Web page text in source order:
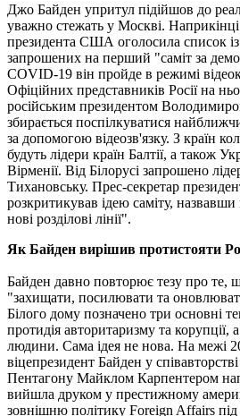
Джо Байден упритул підійшов до
уважно стежать у Москві. Наприкінці
президента США оголосила список
запрошених на перший "саміт за
COVID-19 він пройде в режимі
Офіційних представників Росії на
російським президентом
збирається поспілкуватися
за допомогою відеозв'язку. З країн
будуть лідери країн Балтії, а також
Вірменії. Від Білорусі запрошено
Тихановську. Прес-секретар
розкритикував ідею саміту,
нові розділові лінії".
Як Байден вирішив протистояти
Байден давно повторює тезу про те,
"захищати, посилювати та
Білого дому позначено три основні
протидія авторитаризму та корупції,
людини. Сама ідея не нова. На межі
віцепрезидент Байден у
Пентагону Майклом Карпентером
вийшла друком у престижному
зовнішню політику Foreign Affairs